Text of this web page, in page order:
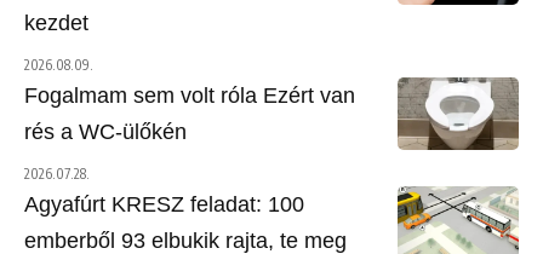
kezdet
2026.08.09.
Fogalmam sem volt róla Ezért van
rés a WC-ülőkén
2026.07.28.
Agyafúrt KRESZ feladat: 100
emberből 93 elbukik rajta, te meg